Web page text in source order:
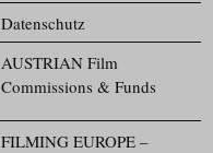
Datenschutz
AUSTRIAN Film
Commissions & Funds
FILMING EUROPE –